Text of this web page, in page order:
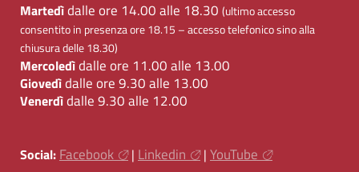
Martedìdalle ore 14.00 alle 18.30 (ultimo accesso
consentito in presenza ore 18.15 – accesso telefonico sino alla
chiusura delle 18.30)
Mercoledìdalle ore 11.00 alle 13.00
Giovedìdalle ore 9.30 alle 13.00
Venerdìdalle 9.30 alle 12.00
Social: Facebook | Linkedin | YouTube